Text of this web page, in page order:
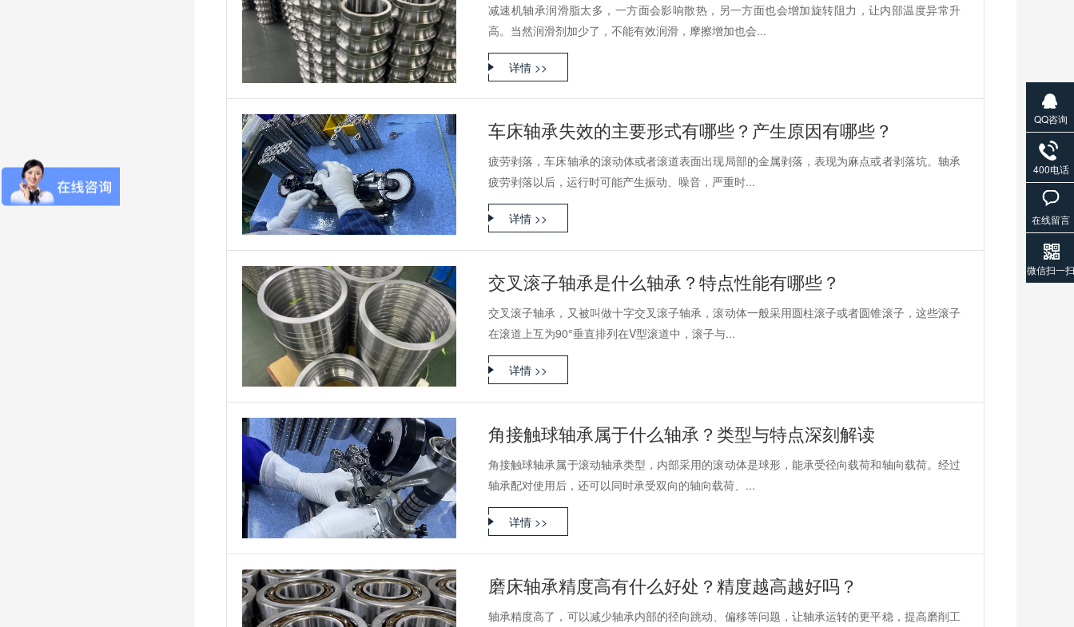
减速机轴承润滑脂太多，一方面会影响散热，另一方面也会增加旋转阻力，让内部温度异常升
高。当然润滑剂加少了，不能有效润滑，摩擦增加也会...
详情 >>
车床轴承失效的主要形式有哪些？产生原因有哪些？
疲劳剥落，车床轴承的滚动体或者滚道表面出现局部的金属剥落，表现为麻点或者剥落坑。轴承
疲劳剥落以后，运行时可能产生振动、噪音，严重时...
详情 >>
交叉滚子轴承是什么轴承？特点性能有哪些？
交叉滚子轴承，又被叫做十字交叉滚子轴承，滚动体一般采用圆柱滚子或者圆锥滚子，这些滚子
在滚道上互为90°垂直排列在V型滚道中，滚子与...
详情 >>
角接触球轴承属于什么轴承？类型与特点深刻解读
角接触球轴承属于滚动轴承类型，内部采用的滚动体是球形，能承受径向载荷和轴向载荷。经过
轴承配对使用后，还可以同时承受双向的轴向载荷、...
详情 >>
磨床轴承精度高有什么好处？精度越高越好吗？
轴承精度高了，可以减少轴承内部的径向跳动、偏移等问题，让轴承运转的更平稳，提高磨削工
QQ咨询
400电话
在线留言
微信扫一扫